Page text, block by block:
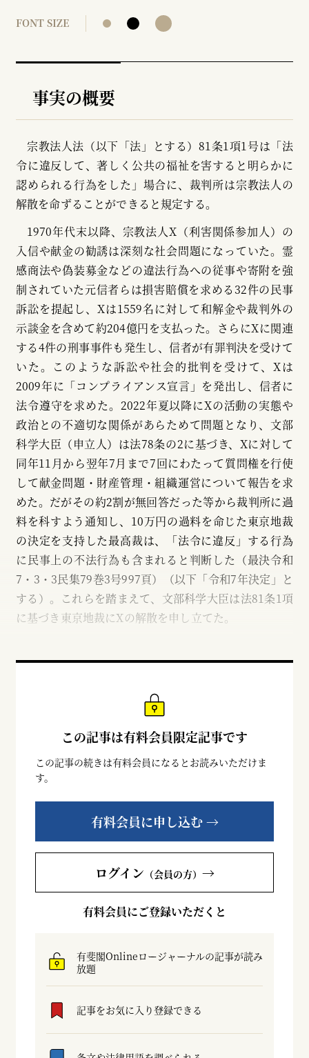
FONT SIZE
事実の概要
宗教法人法（以下「法」とする）81条1項1号は「法
令に違反して、著しく公共の福祉を害すると明らかに
認められる行為をした」場合に、裁判所は宗教法人の
解散を命ずることができると規定する。
1970年代末以降、宗教法人X（利害関係参加人）の
入信や献金の勧誘は深刻な社会問題になっていた。霊
感商法や偽装募金などの違法行為への従事や寄附を強
制されていた元信者らは損害賠償を求める32件の民事
訴訟を提起し、Xは1559名に対して和解金や裁判外の
示談金を含めて約204億円を支払った。さらにXに関連
する4件の刑事事件も発生し、信者が有罪判決を受けて
いた。このような訴訟や社会的批判を受けて、Xは
2009年に「コンプライアンス宣言」を発出し、信者に
法令遵守を求めた。2022年夏以降にXの活動の実態や
政治との不適切な関係があらためて問題となり、文部
科学大臣（申立人）は法78条の2に基づき、Xに対して
同年11月から翌年7月まで7回にわたって質問権を行使
して献金問題・財産管理・組織運営について報告を求
めた。だがその約2割が無回答だった等から裁判所に過
料を科すよう通知し、10万円の過料を命じた東京地裁
の決定を支持した最高裁は、「法令に違反」する行為
に民事上の不法行為も含まれると判断した（最決令和
7・3・3民集79巻3号997頁）（以下「令和7年決定」と
する）。これらを踏まえて、文部科学大臣は法81条1項
に基づき東京地裁にXの解散を申し立てた。
この記事は有料会員限定記事です
この記事の続きは有料会員になるとお読みいただけま
す。
有料会員に申し込む →
ログイン （会員の方） →
有料会員にご登録いただくと
有斐閣Onlineロージャーナルの記事が読み
放題
記事をお気に入り登録できる